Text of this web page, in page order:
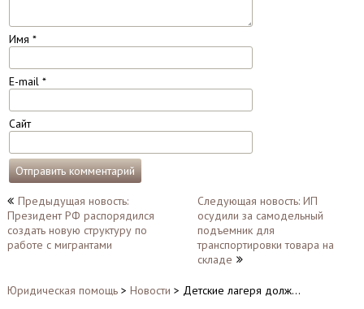
Имя *
E-mail *
Сайт
Навигация
по
записям
Предыдущая новость:
Президент РФ распорядился
создать новую структуру по
работе с мигрантами
Следующая новость: ИП
осудили за самодельный
подъемник для
транспортировки товара на
складе
Юридическая помощь> Новости > Детские лагеря долж…